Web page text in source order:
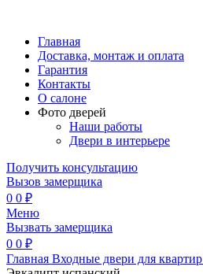
Главная
Доставка, монтаж и оплата
Гарантия
Контакты
О салоне
Фото дверей
Наши работы
Двери в интерьере
Получить консультацию
Вызов замерщика
0 0 ₽
Меню
Вызвать замерщика
0 0 ₽
Главная Входные двери для квартир